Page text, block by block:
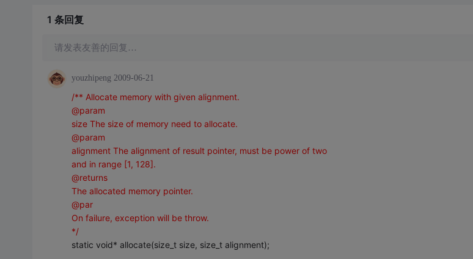
1 条回复
请发表友善的回复…
youzhipeng 2009-06-21
/** Allocate memory with given alignment.
@param
size The size of memory need to allocate.
@param
alignment The alignment of result pointer, must be power of two
and in range [1, 128].
@returns
The allocated memory pointer.
@par
On failure, exception will be throw.
*/
static void* allocate(size_t size, size_t alignment);